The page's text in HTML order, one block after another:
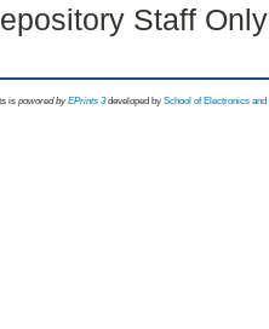
Staff
is powored byEPrints 3 developed by School of Electronics